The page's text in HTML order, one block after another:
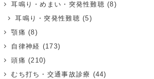
耳鳴り・めまい・突発性難聴 (8)
耳鳴り・突発性難聴 (5)
顎痛 (8)
自律神経 (173)
頭痛 (210)
むち打ち・交通事故診療 (44)